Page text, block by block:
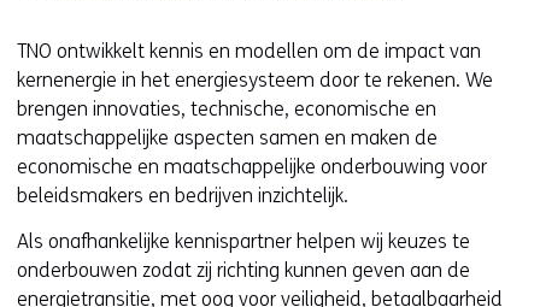
TNO ontwikkelt kennis en modellen om de impact van
kernenergie in het energiesysteem door te rekenen. We
brengen innovaties, technische, economische en
maatschappelijke aspecten samen en maken de
economische en maatschappelijke onderbouwing voor
beleidsmakers en bedrijven inzichtelijk.
Als onafhankelijke kennispartner helpen wij keuzes te
onderbouwen zodat zij richting kunnen geven aan de
energietransitie, met oog voor veiligheid, betaalbaarheid